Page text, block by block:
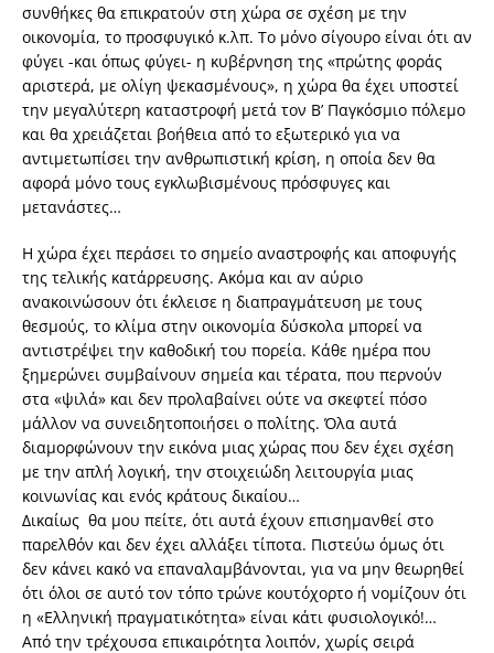
συνθήκες θα επικρατούν στη χώρα σε σχέση με την
οικονομία, το προσφυγικό κ.λπ. Το μόνο σίγουρο είναι ότι αν
φύγει -και όπως φύγει- η κυβέρνηση της «πρώτης φοράς
αριστερά, με ολίγη ψεκασμένους», η χώρα θα έχει υποστεί
την μεγαλύτερη καταστροφή μετά τον Β’ Παγκόσμιο πόλεμο
και θα χρειάζεται βοήθεια από το εξωτερικό για να
αντιμετωπίσει την ανθρωπιστική κρίση, η οποία δεν θα
αφορά μόνο τους εγκλωβισμένους πρόσφυγες και
μετανάστες…
Η χώρα έχει περάσει το σημείο αναστροφής και αποφυγής
της τελικής κατάρρευσης. Ακόμα και αν αύριο
ανακοινώσουν ότι έκλεισε η διαπραγμάτευση με τους
θεσμούς, το κλίμα στην οικονομία δύσκολα μπορεί να
αντιστρέψει την καθοδική του πορεία. Κάθε ημέρα που
ξημερώνει συμβαίνουν σημεία και τέρατα, που περνούν
στα «ψιλά» και δεν προλαβαίνει ούτε να σκεφτεί πόσο
μάλλον να συνειδητοποιήσει ο πολίτης. Όλα αυτά
διαμορφώνουν την εικόνα μιας χώρας που δεν έχει σχέση
με την απλή λογική, την στοιχειώδη λειτουργία μιας
κοινωνίας και ενός κράτους δικαίου…
Δικαίως θα μου πείτε, ότι αυτά έχουν επισημανθεί στο
παρελθόν και δεν έχει αλλάξει τίποτα. Πιστεύω όμως ότι
δεν κάνει κακό να επαναλαμβάνονται, για να μην θεωρηθεί
ότι όλοι σε αυτό τον τόπο τρώνε κουτόχορτο ή νομίζουν ότι
η «Ελληνική πραγματικότητα» είναι κάτι φυσιολογικό!…
Από την τρέχουσα επικαιρότητα λοιπόν, χωρίς σειρά